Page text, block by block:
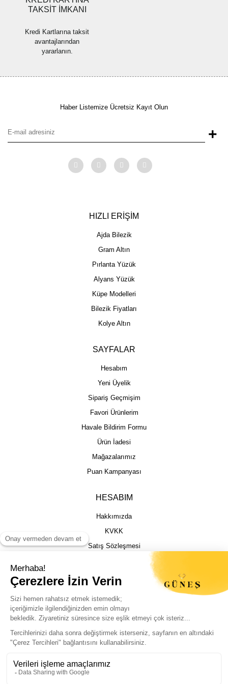
Sizin için en iyi deneyimi sunmak adına
çerezlere izin vermeniz yeterli.
TAKSİT İMKANI
Kredi Kartlarına taksit
avantajlarından
yararlanın.
Haber Listemize Ücretsiz Kayıt Olun
+
HIZLI ERİŞİM
Ajda Bilezik
Gram Altın
Pırlanta Yüzük
Alyans Yüzük
Küpe Modelleri
Bilezik Fiyatları
Kolye Altın
SAYFALAR
Hesabım
Yeni Üyelik
Sipariş Geçmişim
Favori Ürünlerim
Havale Bildirim Formu
Ürün İadesi
Mağazalarımız
Puan Kampanyası
HESABIM
Hakkımızda
KVKK
Satış Sözleşmesi
İptal İade Şartları
Kargo Takibi
© Güneş Kuyumculuk Tüm Hakları Saklıdır. Kredi kartı bilgileriniz 256bit SSL
sertifikası ile korunmaktadır.